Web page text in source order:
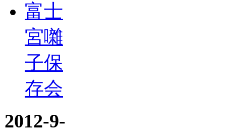
富士
宮囃
子保
存会
2012-9-